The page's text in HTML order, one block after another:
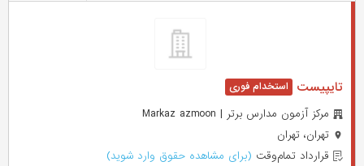
تایپیست
مرکز آزمون مدارس برتر | Markaz azmoon
تهران، تهران
قرارداد تمام‌وقت (برای مشاهده حقوق وارد شوید)